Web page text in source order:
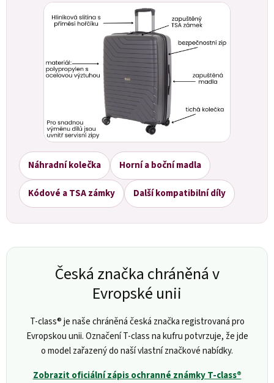
Náhradní kolečka Horní a boční madla
Kódové a TSA zámky Další kompatibilní díly
Česká značka chráněná v
Evropské unii
T-class® je naše chráněná česká značka registrovaná pro
Evropskou unii. Označení T-class na kufru potvrzuje, že jde
o model zařazený do naší vlastní značkové nabídky.
Zobrazit oficiální zápis ochranné známky T-class®